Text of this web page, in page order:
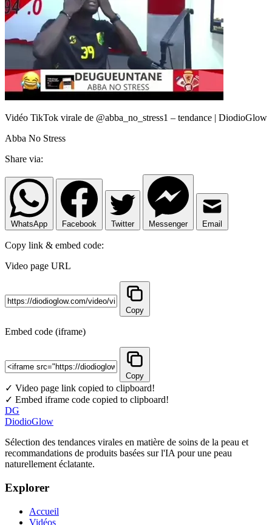
Vidéo TikTok virale de @abba_no_stress1 – tendance | DiodioGlow
Abba No Stress
Share via:
WhatsApp Facebook Twitter Messenger Email
Copy link & embed code:
Video page URL
Copy
Embed code (iframe)
Copy
✓ Video page link copied to clipboard!
✓ Embed iframe code copied to clipboard!
DG
DiodioGlow
Sélection des tendances virales en matière de soins de la peau et
recommandations de produits basées sur l'IA pour une peau
naturellement éclatante.
Explorer
Accueil
Vidéos